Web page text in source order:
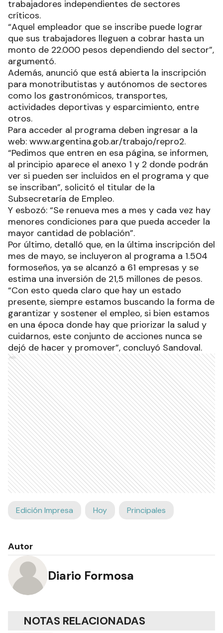
trabajadores independientes de sectores
críticos.
“Aquel empleador que se inscribe puede lograr
que sus trabajadores lleguen a cobrar hasta un
monto de 22.000 pesos dependiendo del sector”,
argumentó.
Además, anunció que está abierta la inscripción
para monotributistas y autónomos de sectores
como los gastronómicos, transportes,
actividades deportivas y esparcimiento, entre
otros.
Para acceder al programa deben ingresar a la
web: www.argentina.gob.ar/trabajo/repro2.
“Pedimos que entren en esa página, se informen,
al principio aparece el anexo 1 y 2 donde podrán
ver si pueden ser incluidos en el programa y que
se inscriban”, solicitó el titular de la
Subsecretaría de Empleo.
Y esbozó: “Se renueva mes a mes y cada vez hay
menores condiciones para que pueda acceder la
mayor cantidad de población”.
Por último, detalló que, en la última inscripción del
mes de mayo, se incluyeron al programa a 1.504
formoseños, ya se alcanzó a 61 empresas y se
estima una inversión de 21,5 millones de pesos.
“Con esto queda claro que hay un estado
presente, siempre estamos buscando la forma de
garantizar y sostener el empleo, si bien estamos
en una época donde hay que priorizar la salud y
cuidarnos, este conjunto de acciones nunca se
dejó de hacer y promover”, concluyó Sandoval.
Ads
Edición Impresa Hoy Principales
Autor
Diario Formosa
NOTAS RELACIONADAS